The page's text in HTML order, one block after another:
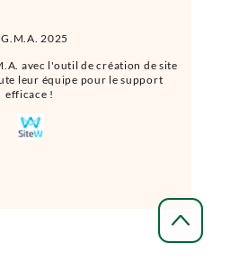
2025
avec l'outil de création de site
leur équipe pour le support
efficace !